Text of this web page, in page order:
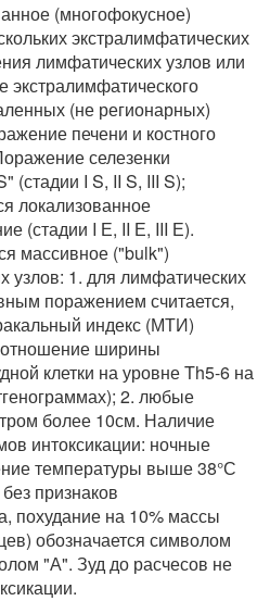
(многофокусное)
экстралимфатических
лимфатических узлов или
экстралимфатического
(не регионарных)
печени и костного
селезенки
(стадии I S, II S, III S);
локализованное
(стадии I Е, II Е, III Е).
массивное ("bulk")
узлов: 1. для лимфатических
поражением считается,
индекс (МТИ)
ширины
клетки на уровне Th5-6 на
2. любые
более 10см. Наличие
интоксикации: ночные
температуры выше 38°С
признаков
похудание на 10% массы
обозначается символом
"А". Зуд до расчесов не